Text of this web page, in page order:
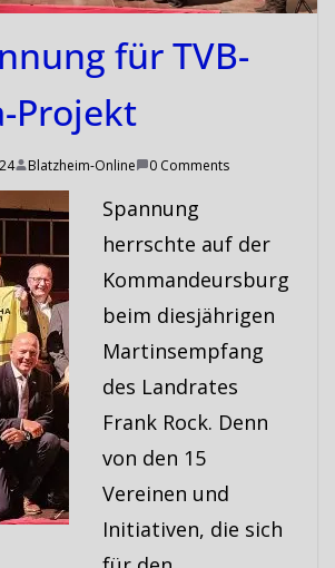
für TVB-
Projekt
Blatzheim-Online 0 Comments
Spannung
herrschte auf der
Kommandeursburg
beim diesjährigen
Martinsempfang
des Landrates
Frank Rock. Denn
von den 15
Vereinen und
Initiativen, die sich